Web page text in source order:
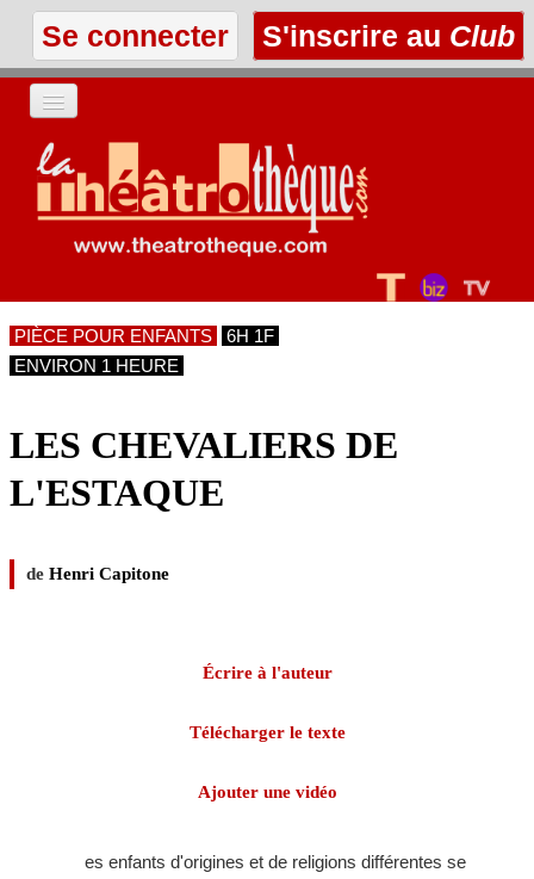
Se connecter S'inscrire au Club
ACCUEIL
LES TEXTES
LES ANNONCES
PIÈCE POUR ENFANTS
6H 1F
ENVIRON 1 HEURE
LES CHEVALIERS DE
L'ESTAQUE
de Henri Capitone
Écrire à l'auteur
Télécharger le texte
Ajouter une vidéo
es enfants d'origines et de religions différentes se